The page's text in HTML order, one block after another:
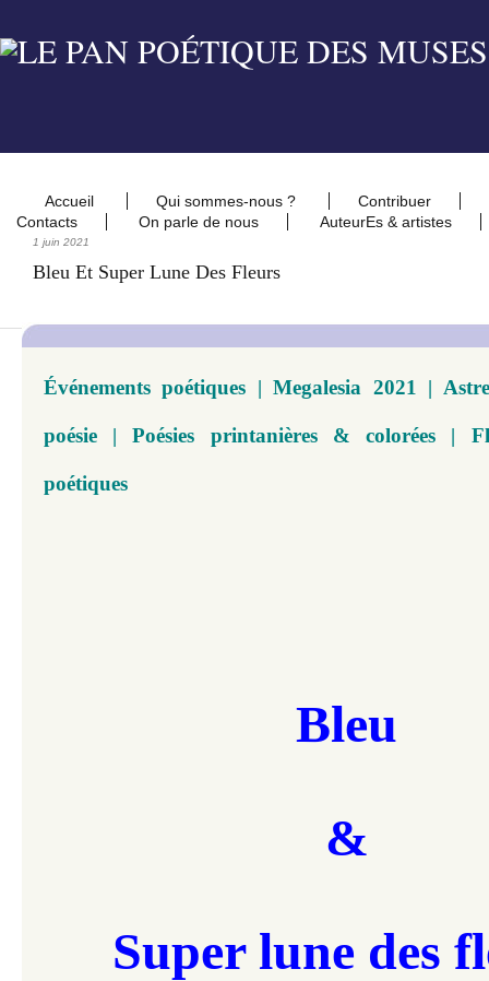
Accueil Qui sommes-nous ?
Contribuer
Contacts
On parle de nous AuteurEs & artistes
1 juin 2021
Bleu Et Super Lune Des Fleurs
Événements poétiques | Megalesia 2021 |
poésie | Poésies printanières & colorées |
poétiques
Bleu
&
Super lune des